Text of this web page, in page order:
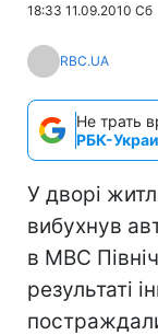
18:33 11.09.2010 Сб
RBC.UA
Не трать
РБК-
У дворі
вибухнув
в МВС
результаті